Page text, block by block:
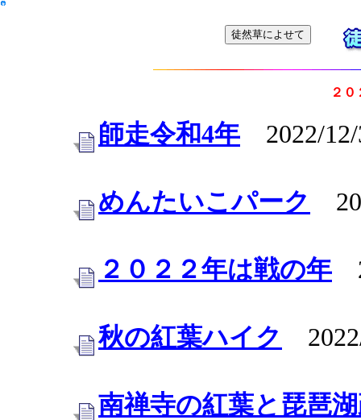
２０
師走令和4年 2022/12/
めんたいこパーク
２０２２年は戦の年
秋の紅葉ハイク
南禅寺の紅葉と琵琶